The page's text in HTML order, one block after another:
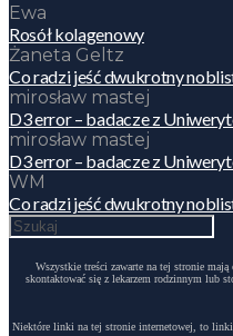
Ewa
Rosół kolagenowy
Żaneta Geltz
Co radzi jeść dwukrotny
mirosław mastej
D3 error – badacze z
mirosław mastej
D3 error – badacze z
WM
Co radzi jeść dwukrotny
Wszystkie treści zawarte na tej stronie
skontaktować się z lekarzem rodzinnym lub
Niektóre linki na tej stronie internetowej, to linki